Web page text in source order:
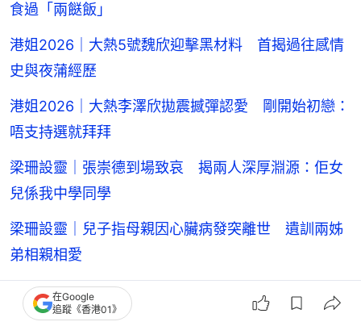
食過「兩餸飯」
港姐2026｜大熱5號魏欣迎擊黑材料 首揭過往感情
史與夜蒲經歷
港姐2026｜大熱李澤欣拋震撼彈認愛 剛開始初戀：
唔支持選就拜拜
梁珊設靈｜張崇德到場致哀 揭兩人深厚淵源：佢女
兒係我中學同學
梁珊設靈｜兒子指母親因心臟病發突離世 遺訓兩姊
弟相親相愛
動漫節｜「神級娜美」與人氣Coser破壁降臨 閃光
燈陣盛況空前
在Google
追蹤《香港01》